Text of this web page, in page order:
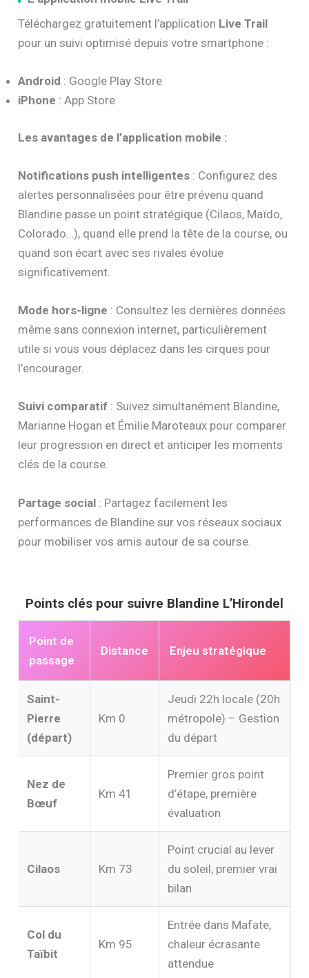
Téléchargez gratuitement l’application Live Trail
pour un suivi optimisé depuis votre smartphone :
Android : Google Play Store
iPhone : App Store
Les avantages de l’application mobile :
Notifications push intelligentes : Configurez des
alertes personnalisées pour être prévenu quand
Blandine passe un point stratégique (Cilaos, Maïdo,
Colorado…), quand elle prend la tête de la course, ou
quand son écart avec ses rivales évolue
significativement.
Mode hors-ligne : Consultez les dernières données
même sans connexion internet, particulièrement
utile si vous vous déplacez dans les cirques pour
l’encourager.
Suivi comparatif : Suivez simultanément Blandine,
Marianne Hogan et Émilie Maroteaux pour comparer
leur progression en direct et anticiper les moments
clés de la course.
Partage social : Partagez facilement les
performances de Blandine sur vos réseaux sociaux
pour mobiliser vos amis autour de sa course.
Points clés pour suivre Blandine L’Hirondel
Point de
passage
Distance Enjeu stratégique
Saint-
Pierre
(départ)
Km 0
Jeudi 22h locale (20h
métropole) – Gestion
du départ
Nez de
Bœuf
Km 41
Premier gros point
d’étape, première
évaluation
Cilaos Km 73
Point crucial au lever
du soleil, premier vrai
bilan
Col du
Taïbit
Km 95
Entrée dans Mafate,
chaleur écrasante
attendue